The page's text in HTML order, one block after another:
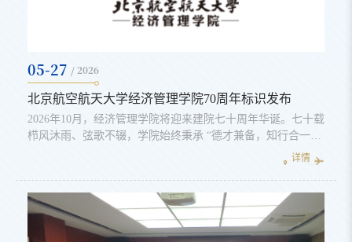
05-27 / 2026
北京航空航天大学经济管理学院70周年标识发布
2026年10月，经济管理学院将迎来建院七十周年华诞。七十载
栉风沐雨、弦歌不辍，学院始终秉承 “德才兼备，知行合一”
的校训精神，在经管育人领域深耕笃行、开拓创新。值此里程
碑式的重要时刻，学院正式发布建院七十周年纪念活动标识，
量，携手共启学院高质量发展崭新篇章。
标识的象征意义：加粗的双线，寓意经济、管理两大主轴的
交融与支...
详情